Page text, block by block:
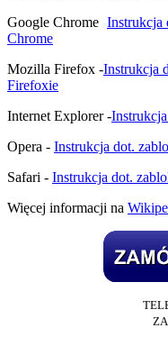
Google Chrome -Instrukcja
Chrome
Mozilla Firefox -Instrukcja
Firefoxie
Internet Explorer -
Opera - Instrukcja dot.
Safari - Instrukcja dot.
Więcej informacji na